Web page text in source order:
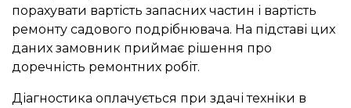
порахувати вартість запасних частин і вартість
ремонту садового подрібнювача. На підставі цих
даних замовник приймає рішення про
доречність ремонтних робіт.
Діагностика оплачується при здачі техніки в